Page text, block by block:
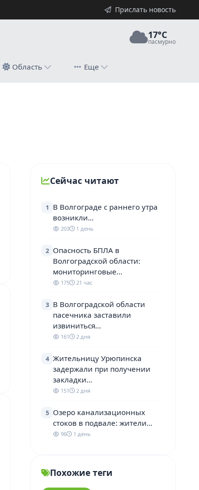
Прислать новость
17°C
пасмурно
Область Еще
Сейчас читают
1 В Волгограде с раннего утра
возникли…
203 1 день
2 Опасность БПЛА в
Волгоградской области:
мониторинговые…
175 21 час
3 В Волгоградской области
пасечника заставили
извиниться…
161 2 дня
4 Жительницу Урюпинска
задержали при получении
закладки…
151 2 дня
5 Озеро канализационных
стоков в подвале: жители…
96 1 день
Похожие теги